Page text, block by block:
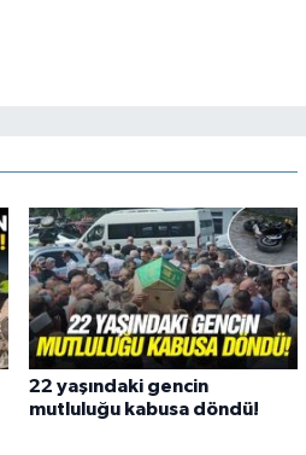
22 yaşındaki gencin
mutluluğu kabusa döndü!